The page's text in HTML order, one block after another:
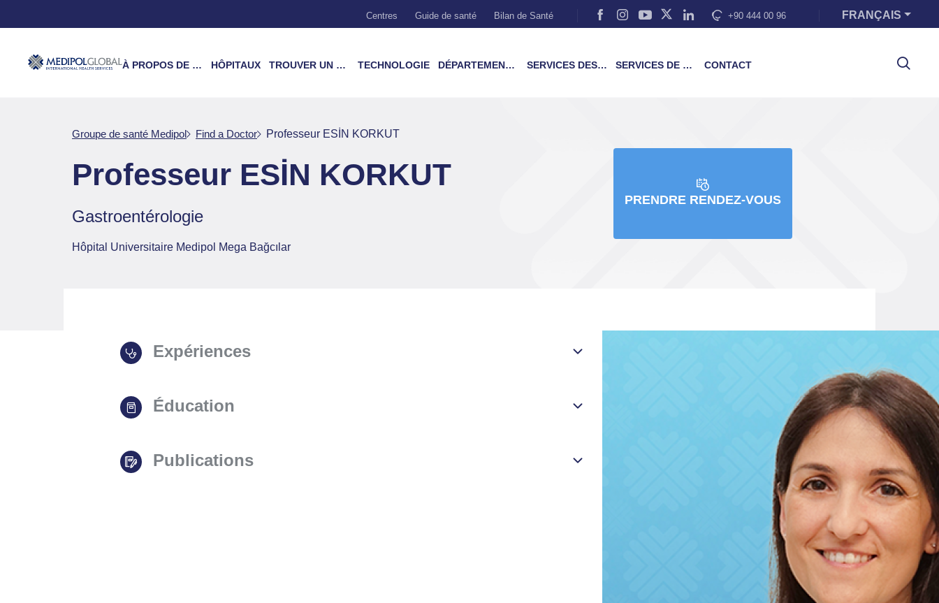
Centres Guide de santé Bilan de Santé +90 444 00 96 FRANÇAIS
À PROPOS DE NOUS HÔPITAUX TROUVER UN MÉDECIN TECHNOLOGIE DÉPARTEMENTS & TRAITEMENTS SERVICES DES PATIENTS SERVICES DE FORMATION CONTACT
Groupe de santé Medipol Find a Doctor Professeur ESİN KORKUT
Professeur ESİN KORKUT
Gastroentérologie
Hôpital Universitaire Medipol Mega Bağcılar
PRENDRE RENDEZ-VOUS
Expériences
Éducation
Publications